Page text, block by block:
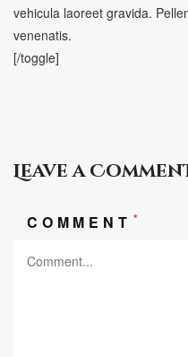
vehicula laoreet gravida.
venenatis.
[/toggle]
Leave a
COMMENT *